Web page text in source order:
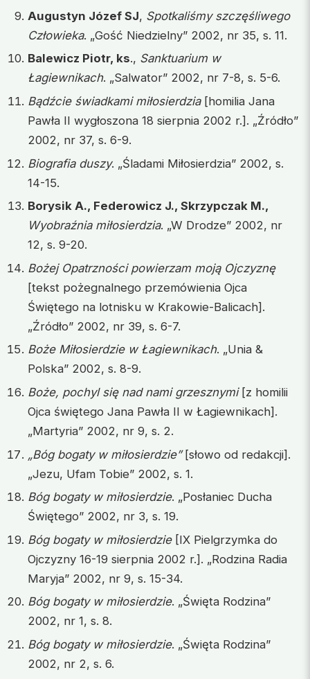
Augustyn Józef SJ, Spotkaliśmy szczęśliwego
Człowieka. „Gość Niedzielny” 2002, nr 35, s. 11.
Balewicz Piotr, ks., Sanktuarium w
Łagiewnikach. „Salwator” 2002, nr 7-8, s. 5-6.
Bądźcie świadkami miłosierdzia[homilia Jana
Pawła II wygłoszona 18 sierpnia 2002 r.]. „Źródło”
2002, nr 37, s. 6-9.
Biografia duszy. „Śladami Miłosierdzia” 2002, s.
14-15.
Borysik A., Federowicz J., Skrzypczak M.,
Wyobraźnia miłosierdzia. „W Drodze” 2002, nr
12, s. 9-20.
Bożej Opatrzności powierzam moją Ojczyznę
[tekst pożegnalnego przemówienia Ojca
Świętego na lotnisku w Krakowie-Balicach].
„Źródło” 2002, nr 39, s. 6-7.
Boże Miłosierdzie w Łagiewnikach. „Unia &
Polska” 2002, s. 8-9.
Boże, pochyl się nad nami grzesznymi[z homilii
Ojca świętego Jana Pawła II w Łagiewnikach].
„Martyria” 2002, nr 9, s. 2.
„Bóg bogaty w miłosierdzie”[słowo od redakcji].
„Jezu, Ufam Tobie” 2002, s. 1.
Bóg bogaty w miłosierdzie. „Posłaniec Ducha
Świętego” 2002, nr 3, s. 19.
Bóg bogaty w miłosierdzie[IX Pielgrzymka do
Ojczyzny 16-19 sierpnia 2002 r.]. „Rodzina Radia
Maryja” 2002, nr 9, s. 15-34.
Bóg bogaty w miłosierdzie. „Święta Rodzina”
2002, nr 1, s. 8.
Bóg bogaty w miłosierdzie. „Święta Rodzina”
2002, nr 2, s. 6.